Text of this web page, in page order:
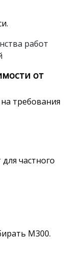
работ
от
требования
частного
М300.